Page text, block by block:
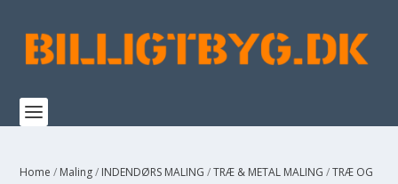
Home / Maling/ INDENDØRS MALING /TRÆ & METAL MALING /TRÆ OG